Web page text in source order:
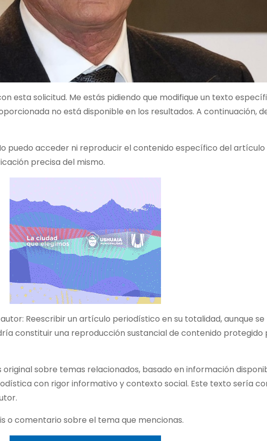
esta solicitud. Me estás pidiendo que modifique un texto
no está disponible en los resultados. A continuación,
puedo acceder ni reproducir el contenido específico del
precisa del mismo.
Reescribir un artículo periodístico en su totalidad, aunque
constituir una reproducción sustancial de contenido protegido
original sobre temas relacionados, basado en información
con rigor informativo y contexto social. Este texto sería
o comentario sobre el tema que mencionas.